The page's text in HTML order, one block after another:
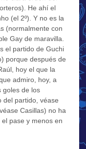
He ahí el
(el 2º). Y no es la
(normalmente con
Gay de maravilla.
el partido de Guchi
porque después de
hoy el que la
admiro, hoy, a
goles de los
del partido, véase
Casillas) no ha
pase y menos en